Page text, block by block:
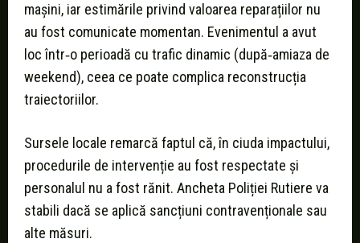
mașini, iar estimările privind valoarea reparațiilor nu
au fost comunicate momentan. Evenimentul a avut
loc într‑o perioadă cu trafic dinamic (după‑amiaza de
weekend), ceea ce poate complica reconstrucția
traiectoriilor.
Sursele locale remarcă faptul că, în ciuda impactului,
procedurile de intervenție au fost respectate și
personalul nu a fost rănit. Ancheta Poliției Rutiere va
stabili dacă se aplică sancțiuni contravenționale sau
alte măsuri.